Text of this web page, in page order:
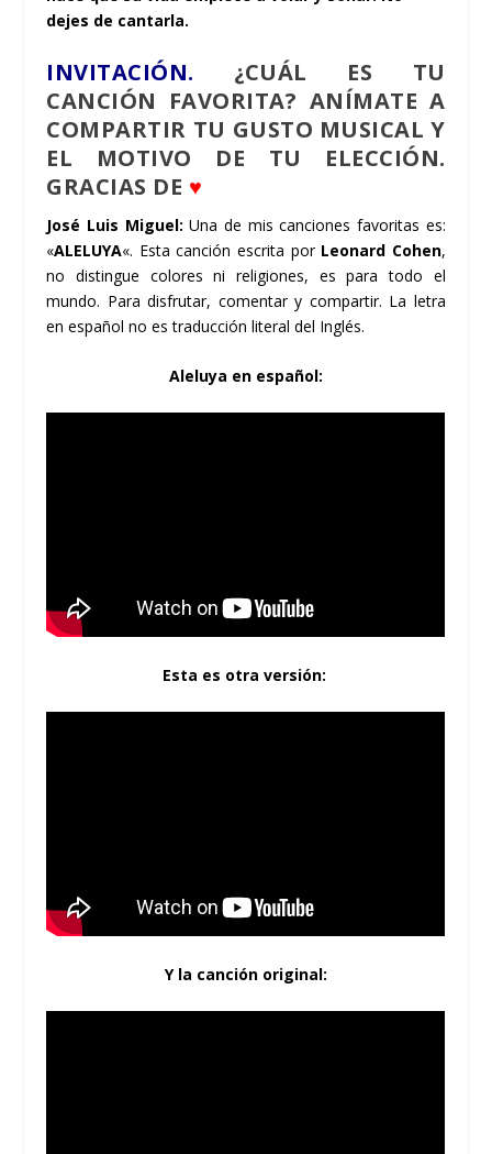
dejes de cantarla.
INVITACIÓN. ¿CUÁL ES TU
CANCIÓN FAVORITA? ANÍMATE A
COMPARTIR TU GUSTO MUSICAL Y
EL MOTIVO DE TU ELECCIÓN.
GRACIAS DE ♥
José Luis Miguel: Una de mis canciones favoritas es:
«ALELUYA«. Esta canción escrita por Leonard Cohen,
no distingue colores ni religiones, es para todo el
mundo. Para disfrutar, comentar y compartir. La letra
en español no es traducción literal del Inglés.
Aleluya en español:
Esta es otra versión:
Y la canción original: